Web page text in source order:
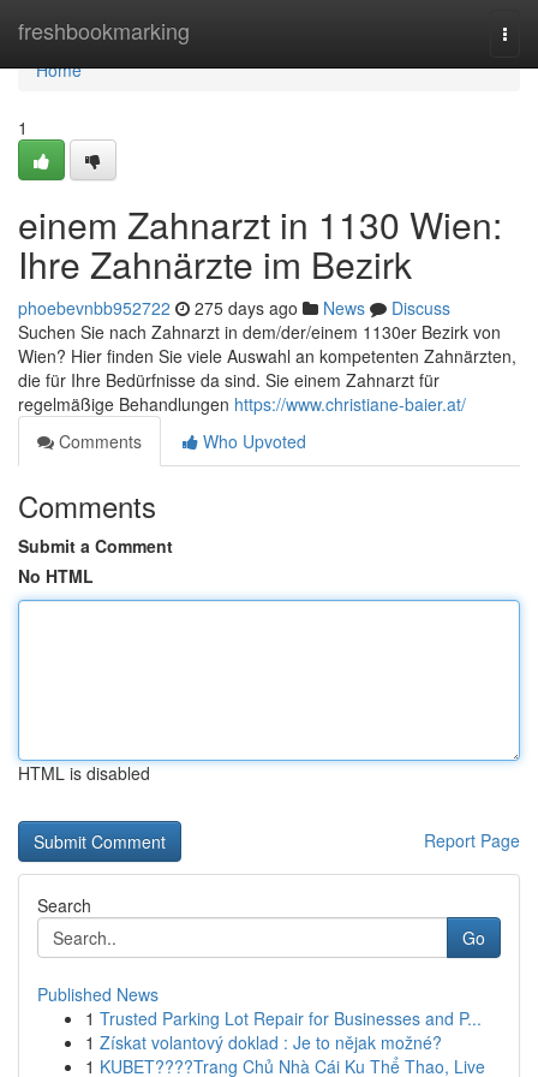
freshbookmarking
Home
Home
1
einem Zahnarzt in 1130 Wien:
Ihre Zahnärzte im Bezirk
phoebevnbb952722 275 days ago News
Discuss
Suchen Sie nach Zahnarzt in dem/der/einem 1130er Bezirk von
Wien? Hier finden Sie viele Auswahl an kompetenten Zahnärzten,
die für Ihre Bedürfnisse da sind. Sie einem Zahnarzt für
regelmäßige Behandlungen https://www.christiane-baier.at/
Comments
Who Upvoted
Comments
Submit a Comment
No HTML
HTML is disabled
Report Page
Search
Go
Published News
1 Trusted Parking Lot Repair for Businesses and P...
1 Získat volantový doklad : Je to nějak možné?
1 KUBET????️Trang Chủ Nhà Cái Ku Thể Thao, Live